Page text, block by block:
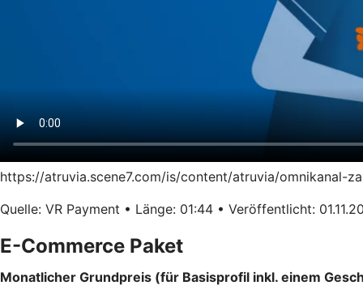
https://atruvia.scene7.com/is/content/atruvia/omnikanal-
Quelle: VR Payment • Länge: 01:44 • Veröffentlicht:
E-Commerce Paket
Monatlicher Grundpreis (für Basisprofil inkl. einem